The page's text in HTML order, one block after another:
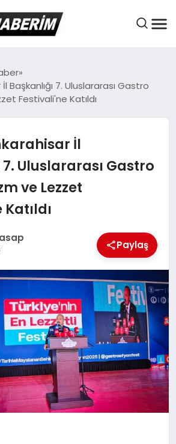
Başkanlığı 7. Uluslararası Gastro
Festivali'ne Katıldı
İl
7. Uluslararası Gastro
ve Lezzet
Paylaş